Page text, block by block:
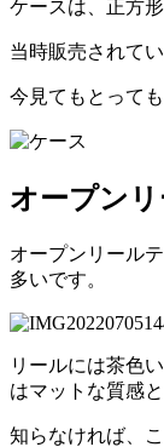
ケースは、正方
当時販売されて
今見てもとって
オープン
オープンリール
多いです。
リールには茶色
はマットな質感
知らなければ、